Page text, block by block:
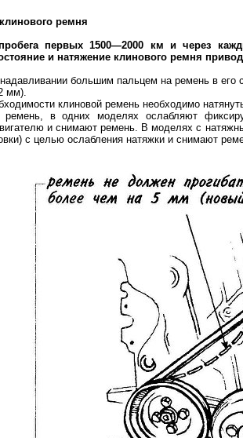
ремня
первых 1500—2000 км и через
и натяжение клинового ремня
большим пальцем на ремень в
мм).
клиновой ремень необходимо
ремень, в одних моделях ослабляют
и снимают ремень. В моделях с
с целью ослабления натяжки и снимают